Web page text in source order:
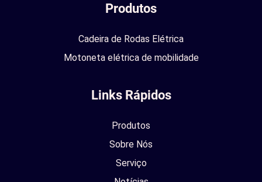
Produtos
Cadeira de Rodas Elétrica
Motoneta elétrica de mobilidade
Links Rápidos
Produtos
Sobre Nós
Serviço